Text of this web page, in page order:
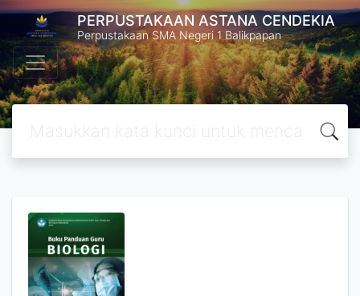
PERPUSTAKAAN ASTANA CENDEKIA
Perpustakaan SMA Negeri 1 Balikpapan